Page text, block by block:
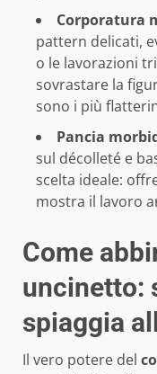
Corporatura
pattern delicati,
o le lavorazioni
sovrastare la
sono i più
Pancia
sul décolleté e
scelta ideale:
mostra il lavoro
Come
uncinetto:
spiaggia
Il vero potere del